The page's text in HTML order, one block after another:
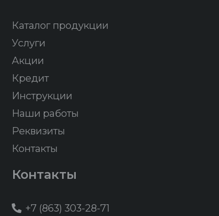
Каталог продукции
Услуги
Акции
Кредит
Инструкции
Наши работы
Реквизиты
Контакты
Контакты
+7 (863) 303-28-71